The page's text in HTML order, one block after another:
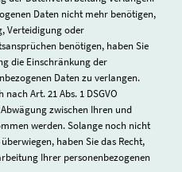
Daten nicht mehr benötigen,
Verteidigung oder
benötigen, haben Sie
die Einschränkung der
Daten zu verlangen.
Art. 21 Abs. 1 DSGVO
zwischen Ihren und
werden. Solange noch nicht
haben Sie das Recht,
Ihrer personenbezogenen